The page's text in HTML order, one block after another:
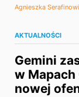
Agnieszka
AKTUALNOŚCI
Gemini
w Mapach
nowej